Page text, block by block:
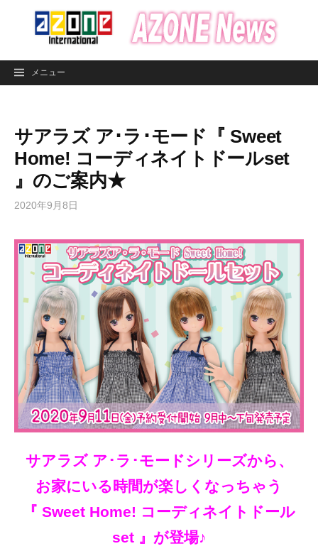
ン
メニュー
サアラズ ア･ラ･モード『 Sweet
Home! コーディネイトドールset
』のご案内★
2020年9月8日
サアラズ ア･ラ･モードシリーズから、
お家にいる時間が楽しくなっちゃう
『 Sweet Home! コーディネイトドール
set 』が登場♪